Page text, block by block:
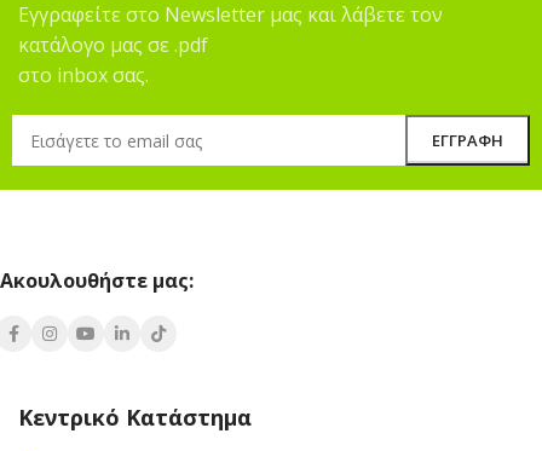
Εγγραφείτε στο Newsletter μας και λάβετε τον
κατάλογο μας σε .pdf
στο inbox σας.
Ακουλουθήστε μας:
Κεντρικό Κατάστημα